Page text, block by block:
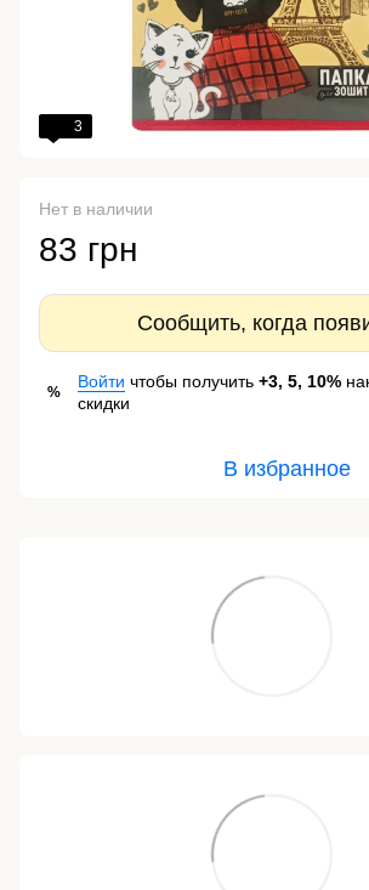
3
Нет в наличии
83 грн
Сообщить, когда
%
Войти чтобы получить +3, 5, 10%
скидки
В избранное